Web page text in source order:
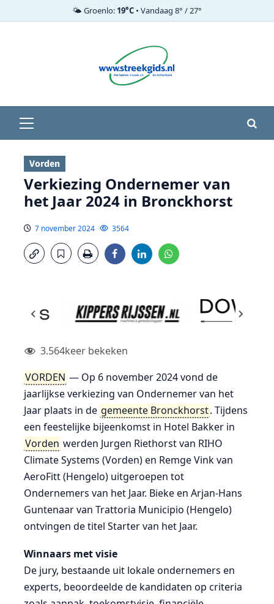
🌤️ Groenlo: 19°C • Vandaag 8° / 27°
menu
Vorden
Verkiezing Ondernemer van
het Jaar 2024 in Bronckhorst
7 november 2024 3564
3.564keer bekeken
VORDEN — Op 6 november 2024 vond de
jaarlijkse verkiezing van Ondernemer van het
Jaar plaats in de gemeente Bronckhorst. Tijdens
een feestelijke bijeenkomst in Hotel Bakker in
Vorden werden Jurgen Riethorst van RIHO
Climate Systems (Vorden) en Remge Vink van
AeroFitt (Hengelo) uitgeroepen tot
Ondernemers van het Jaar. Bieke en Arjan-Hans
Guntenaar van Trattoria Municipio (Hengelo)
ontvingen de titel Starter van het Jaar.
Winnaars met visie
De jury, bestaande uit lokale ondernemers en
experts, beoordeelde de kandidaten op criteria